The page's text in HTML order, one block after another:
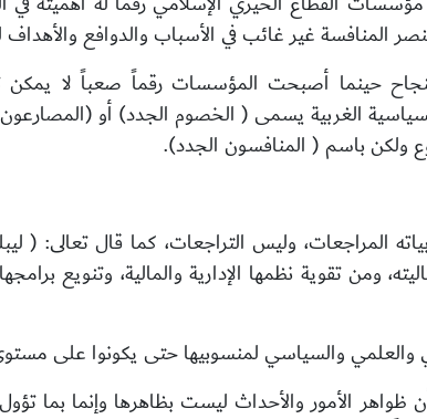
المنافسة غير غائب في الأسباب والدوافع والأهداف
حينما أصبحت المؤسسات رقماً صعباً لا يمكن
الغربية يسمى ( الخصوم الجدد) أو
ولكن باسم ( المنافسون الجدد).
المراجعات، وليس التراجعات، كما قال تعالى: (
تقوية نظمها الإدارية والمالية، وتنويع
والعلمي والسياسي لمنسوبيها حتى يكونوا على
أن ظواهر الأمور والأحداث ليست بظاهرها وإنما